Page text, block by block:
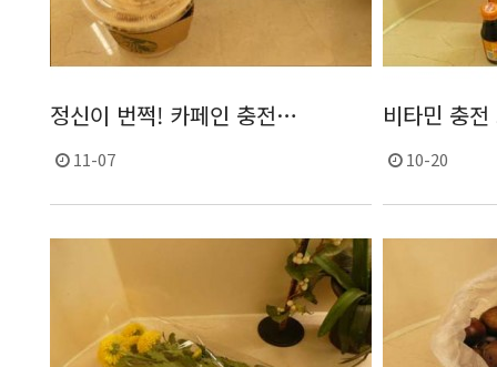
정신이 번쩍! 카페인 충전…
11-07
비타민 충
10-20